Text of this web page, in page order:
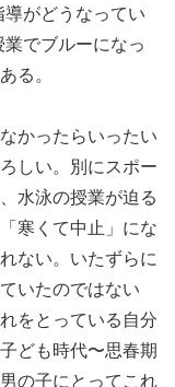
がどうなってい
でブルーになっ
る。
かったらいったい
しい。別にスポー
水泳の授業が迫る
寒くて中止」にな
ない。いたずらに
いたのではない
をとっている自分
ども時代〜思春期
の子にとってこれ